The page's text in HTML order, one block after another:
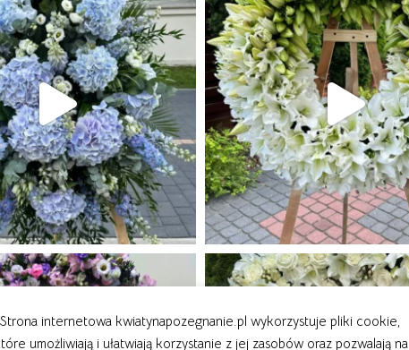
Strona internetowa kwiatynapozegnanie.pl wykorzystuje pliki cookie,
umożliwiają i ułatwiają korzystanie z jej zasobów oraz pozwalają na